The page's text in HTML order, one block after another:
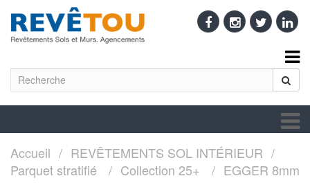
Accueil
REVÊTEMENTS SOL INTÉRIEUR
Parquet stratifié
Collection 25+ EGGER 8mm